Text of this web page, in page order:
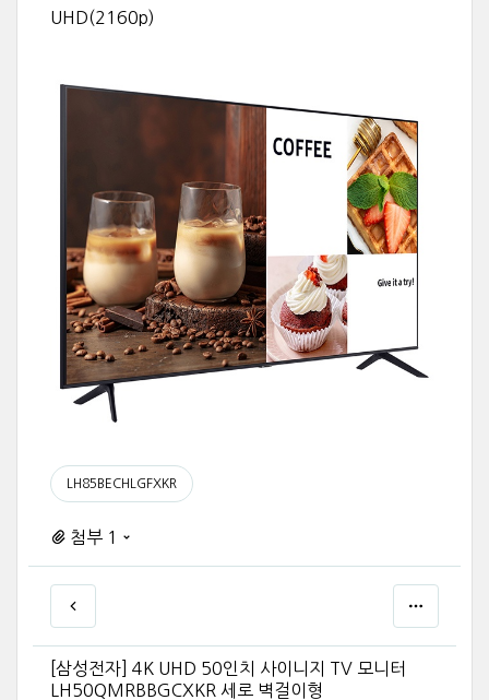
UHD(2160p)
LH85BECHLGFXKR
첨부 1
[삼성전자] 4K UHD 50인치 사이니지 TV 모니터
LH50QMRBBGCXKR 세로 벽걸이형